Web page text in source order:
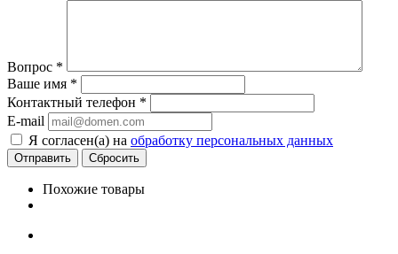
Вопрос *
Ваше имя *
Контактный телефон *
E-mail
Я согласен(а) на обработку персональных данных
Сбросить
Похожие товары